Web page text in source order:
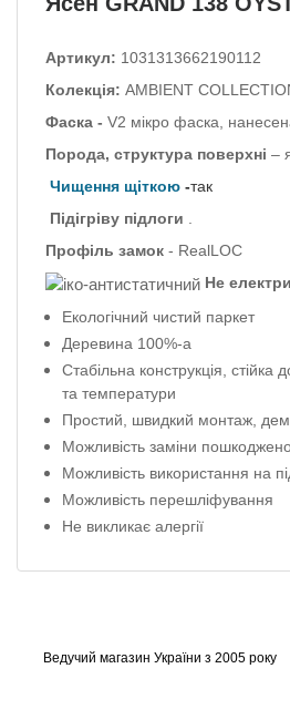
Артикул: 1031313662190112
Колекція: AMBIENT
Фаска - V2 мікро фаска,
Порода, структура поверхні –
Чищення щіткою -так
Підігріву підлоги
Профіль замок - RealLOC
Не
Екологічний чистий паркет
Деревина 100%-а
Стабільна конструкція, стійка
та температури
Простий, швидкий монтаж,
Можливість заміни
Можливість використання на
Можливість перешліфування
Не викликає алергії
Ведучий магазин України з 2005 року